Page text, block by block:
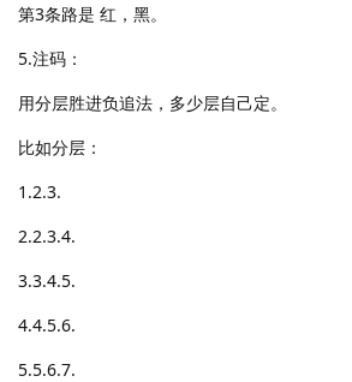
第3条路是 红，黑。
5.注码：
用分层胜进负追法，多少层自己定。
比如分层：
1.2.3.
2.2.3.4.
3.3.4.5.
4.4.5.6.
5.5.6.7.